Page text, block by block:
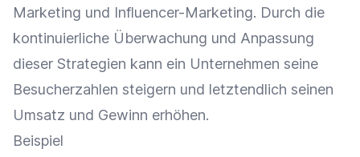
Marketing und Influencer-Marketing. Durch die
kontinuierliche Überwachung und Anpassung
dieser Strategien kann ein Unternehmen seine
Besucherzahlen steigern und letztendlich seinen
Umsatz und Gewinn erhöhen.
Beispiel